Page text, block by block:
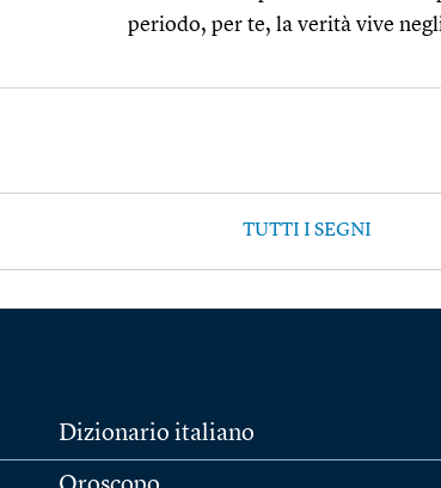
periodo, per te, la verità vive
TUTTI I SEGNI
Dizionario italiano